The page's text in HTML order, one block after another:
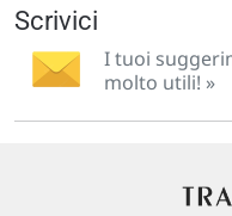
Scrivici
I tuoi
molto utili! »